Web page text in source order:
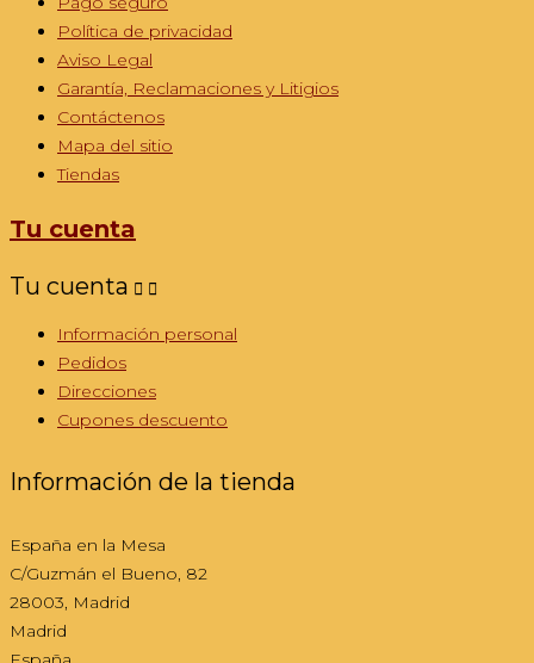
Política de privacidad
Aviso Legal
Garantía, Reclamaciones y Litigios
Contáctenos
Mapa del sitio
Tiendas
Tu cuenta
Tu cuenta  
Información personal
Pedidos
Direcciones
Cupones descuento
Información de la tienda
España en la Mesa
C/Guzmán el Bueno, 82
28003, Madrid
Madrid